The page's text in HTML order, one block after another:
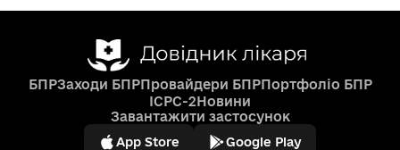
БПРЗаходи БПРПровайдери БПРПортфоліо БПР
ICPC-2Новини
Завантажити застосунок
App Store Google Play